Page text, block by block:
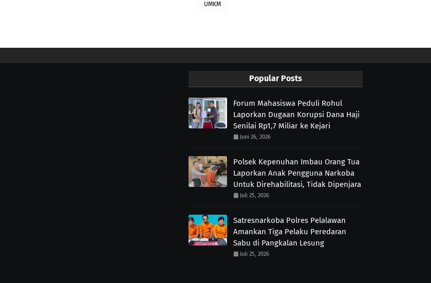
UMKM
Popular Posts
Forum Mahasiswa Peduli Rohul
Laporkan Dugaan Korupsi Dana Haji
Senilai Rp1,7 Miliar ke Kejari
Juni 26, 2026
Polsek Kepenuhan Imbau Orang Tua
Laporkan Anak Pengguna Narkoba
Untuk Direhabilitasi, Tidak Dipenjara
Juli 25, 2026
Satresnarkoba Polres Pelalawan
Amankan Tiga Pelaku Peredaran
Sabu di Pangkalan Lesung
Juli 25, 2026